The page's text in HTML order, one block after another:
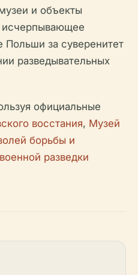
и объекты
исчерпывающее
Польши за суверенитет
разведывательных
официальные
восстания, Музей
борьбы и
разведки